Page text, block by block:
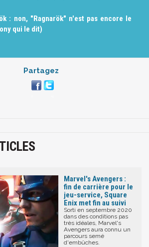
: non, "Ragnarök" n'est pas encore le
qui le dit)
Partagez
Marvel's Avengers :
fin de carrière pour le
jeu-service, Square
Enix met fin au suivi
Sorti en septembre 2020
dans des conditions pas
très idéales, Marvel's
Avengers aura connu un
parcours semé
d'embûches.